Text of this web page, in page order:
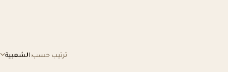
ترتيب حسب:الشعبية